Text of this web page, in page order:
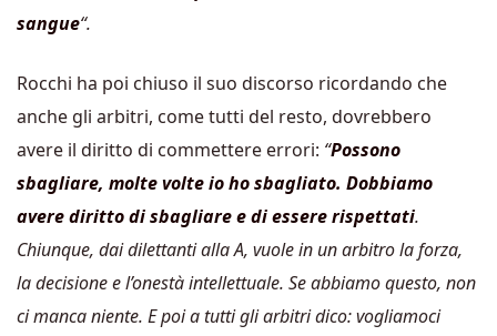
sangue“.
Rocchi ha poi chiuso il suo discorso ricordando che
anche gli arbitri, come tutti del resto, dovrebbero
avere il diritto di commettere errori: “Possono
sbagliare, molte volte io ho sbagliato. Dobbiamo
avere diritto di sbagliare e di essere rispettati.
Chiunque, dai dilettanti alla A, vuole in un arbitro la forza,
la decisione e l’onestà intellettuale. Se abbiamo questo, non
ci manca niente. E poi a tutti gli arbitri dico: vogliamoci